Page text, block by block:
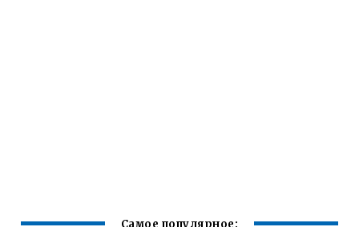
Самое популярное: